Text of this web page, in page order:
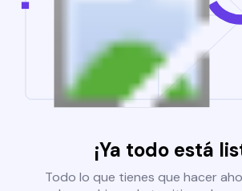
¡Ya todo está
Todo lo que tienes que hacer